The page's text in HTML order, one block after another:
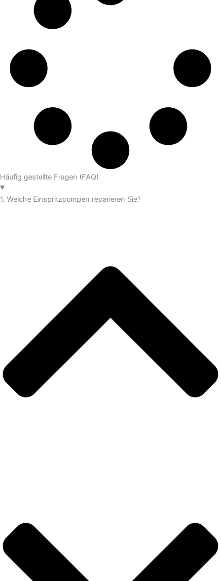
Häufig gestellte Fragen (FAQ)
1. Welche Einspritzpumpen reparieren Sie?